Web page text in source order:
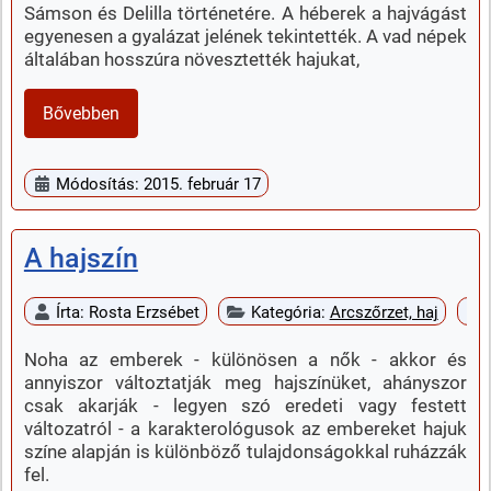
Sámson és Delilla történetére. A héberek a hajvágást
egyenesen a gyalázat jelének tekintették. A vad népek
általában hosszúra növesztették hajukat,
Bővebben
Módosítás: 2015. február 17
A hajszín
Írta: Rosta Erzsébet Kategória: Arcszőrzet, haj
Noha az emberek - különösen a nők - akkor és
annyiszor változtatják meg hajszínüket, ahányszor
csak akarják - legyen szó eredeti vagy festett
változatról - a karakterológusok az embereket hajuk
színe alapján is különböző tulajdonságokkal ruházzák
fel.